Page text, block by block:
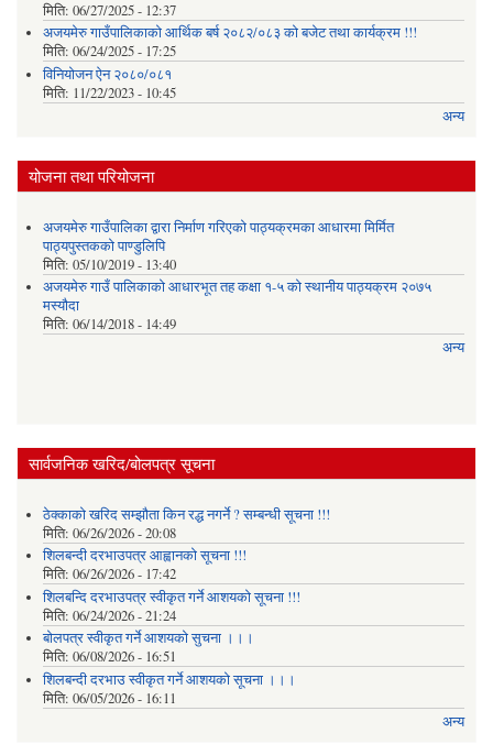
मिति: 06/27/2025 - 12:37
अजयमेरु गाउँपालिकाको आर्थिक बर्ष २०८२/०८३ को बजेट तथा कार्यक्रम !!!
मिति: 06/24/2025 - 17:25
विनियोजन ऐन २०८०/०८१
मिति: 11/22/2023 - 10:45
अन्य
योजना तथा परियोजना
अजयमेरु गाउँपालिका द्वारा निर्माण गरिएको पाठ्यक्रमका आधारमा मिर्मित
पाठ्यपुस्तकको पाण्डुलिपि
मिति: 05/10/2019 - 13:40
अजयमेरु गाउँ पालिकाको आधारभूत तह कक्षा १-५ को स्थानीय पाठ्यक्रम २०७५
मस्यौदा
मिति: 06/14/2018 - 14:49
अन्य
सार्वजनिक खरिद/बोलपत्र सूचना
ठेक्काको खरिद सम्झौता किन रद्ध नगर्ने ? सम्बन्धी सूचना !!!
मिति: 06/26/2026 - 20:08
शिलबन्दी दरभाउपत्र आह्वानको सूचना !!!
मिति: 06/26/2026 - 17:42
शिलबन्दि दरभाउपत्र स्वीकृत गर्ने आशयकाे सूचना !!!
मिति: 06/24/2026 - 21:24
बोलपत्र स्वीकृत गर्ने आशयको सुचना ।।।
मिति: 06/08/2026 - 16:51
शिलबन्दी दरभाउ स्वीकृत गर्ने आशयको सूचना ।।।
मिति: 06/05/2026 - 16:11
अन्य